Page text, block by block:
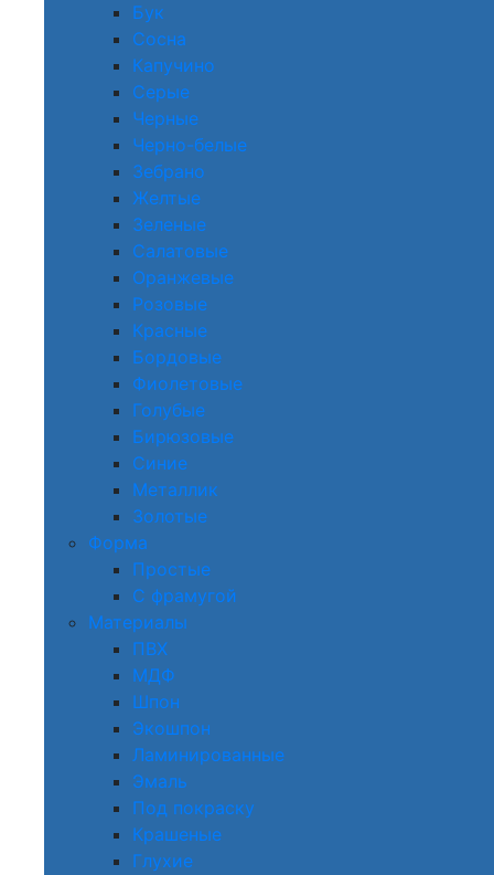
Бук
Сосна
Капучино
Серые
Черные
Черно-белые
Зебрано
Желтые
Зеленые
Салатовые
Оранжевые
Розовые
Красные
Бордовые
Фиолетовые
Голубые
Бирюзовые
Синие
Металлик
Золотые
Форма
Простые
С фрамугой
Материалы
ПВХ
МДФ
Шпон
Экошпон
Ламинированные
Эмаль
Под покраску
Крашеные
Глухие